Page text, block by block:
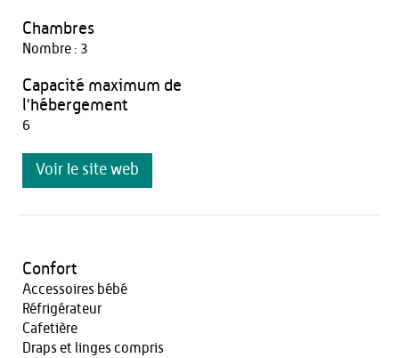
Chambres
Nombre : 3
Capacité maximum de
l'hébergement
6
Voir le site web
Confort
Accessoires bébé
Réfrigérateur
Cafetière
Draps et linges compris